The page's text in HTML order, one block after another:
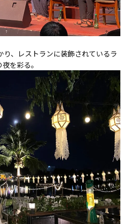
、レストランに装飾されているラ
を彩る。